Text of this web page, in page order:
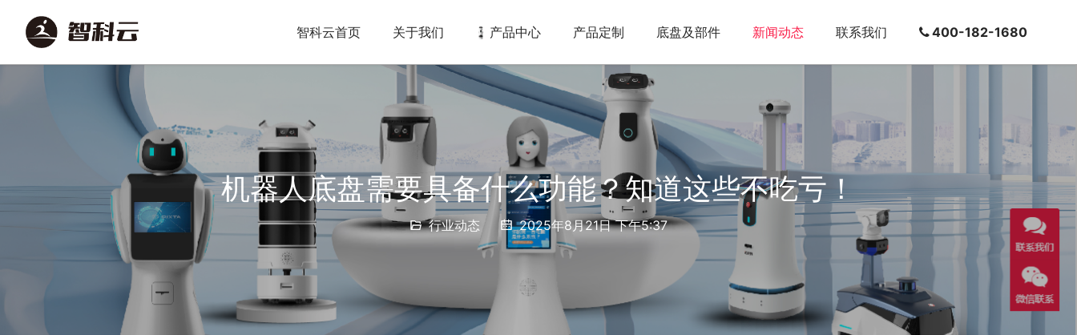
智科云首页 关于我们 产品中心 产品定制 底盘及部件 新闻动态 联系我们 400-182-1680
机器人底盘需要具备什么功能？知道这些不吃亏！
行业动态 2025年8月21日 下午5:37